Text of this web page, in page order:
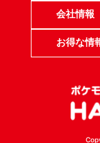
会社情報
お得な情